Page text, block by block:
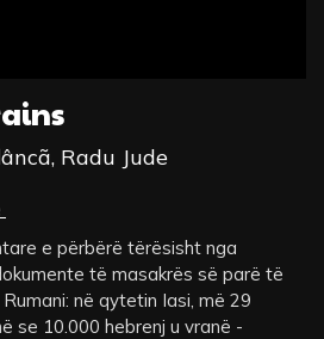
Radu Jude
e përbërë tërësisht nga
të masakrës së parë të
në qytetin Iasi, më 29
se 10.000 hebrenj u vranë -